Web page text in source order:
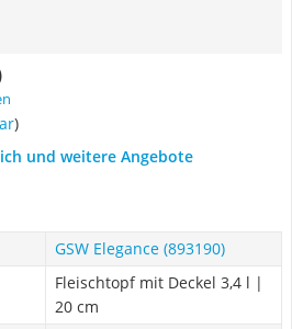
)
und weitere Angebote
GSW Elegance (893190)
Fleischtopf mit Deckel 3,4 l |
20 cm